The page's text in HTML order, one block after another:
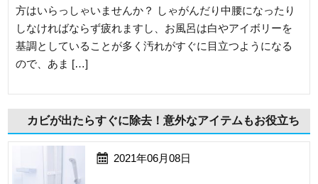
方はいらっしゃいませんか？ しゃがんだり中腰になったり
しなければならず疲れますし、お風呂は白やアイボリーを
基調としていることが多く汚れがすぐに目立つようになる
ので、あま […]
カビが出たらすぐに除去！意外なアイテムもお役立ち
2021年06月08日